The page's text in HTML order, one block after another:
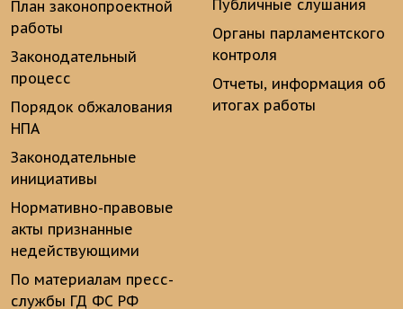
План законопроектной
работы
Законодательный
процесс
Порядок обжалования
НПА
Законодательные
инициативы
Нормативно-правовые
акты признанные
недействующими
По материалам пресс-
службы ГД ФС РФ
Публичные слушания
Органы парламентского
контроля
Отчеты, информация об
итогах работы